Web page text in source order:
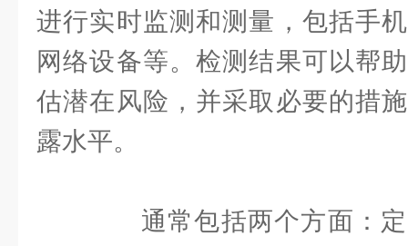
进行实时监测和测量，包括手
网络设备等。检测结果可以帮
估潜在风险，并采取必要的措
露水平。
通常包括两个方面：定